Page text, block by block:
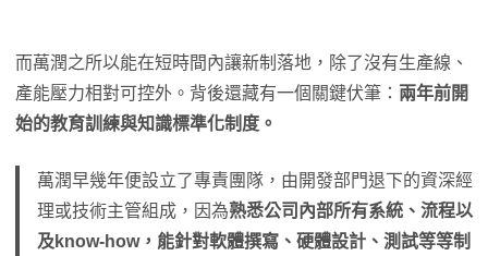
而萬潤之所以能在短時間內讓新制落地，除了沒有生產線、
產能壓力相對可控外。背後還藏有一個關鍵伏筆： 兩年前開
始的教育訓練與知識標準化制度。
萬潤早幾年便設立了專責團隊，由開發部門退下的資深經
理或技術主管組成，因為熟悉公司內部所有系統、流程以
及know-how，能針對軟體撰寫、硬體設計、測試等等制